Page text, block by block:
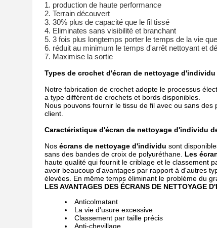
1. production de haute performance
2. Terrain découvert
3. 30% plus de capacité que le fil tissé
4. Eliminates sans visibilité et branchant
5. 3 fois plus longtemps porter le temps de la vie
6. réduit au minimum le temps d'arrêt nettoyant et
7. Maximise la sortie
Types de crochet d'écran de nettoyage
Notre fabrication de crochet adopte le processus
a type différent de crochets et bords disponibles.
Nous pouvons fournir le tissu de fil avec ou sans
client.
Caractéristique d'écran de nettoyage d'individu
Nos écrans de nettoyage d'individu sont
sans des bandes de croix de polyuréthane. Les
haute qualité qui fournit le criblage et le classement
avoir beaucoup d'avantages par rapport à d'autres
élevées. En même temps éliminant le problème du
LES AVANTAGES DES ÉCRANS DE NETTOYAGE
Anticolmatant
La vie d'usure excessive
Classement par taille précis
Anti-chevillage